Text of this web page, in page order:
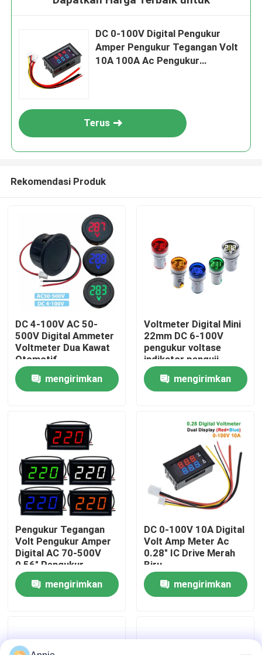
Produk
Tentang Kami
Tur Pabrik
Kontrol Kualitas
Hubungi Kami
Berita
Kasus
Modul Catu Daya
DC 0-100V Digital Pengukur
Amper Pengukur Tegangan Volt
10A 100A Ac Pengukur
Terus
Rekomendasi Produk
DC 4-100V AC 50-
500V Digital Ammeter
Voltmeter Dua Kawat
Otomotif
mengirimkan
Voltmeter Digital Mini
22mm DC 6-100V
pengukur voltase
indikator penguji
tampilan lampu Pilot
mengirimkan
Pengukur Tegangan
Volt Pengukur Amper
Digital AC 70-500V
0,56" Pengukur
Tegangan Volt Digital
LED
mengirimkan
DC 0-100V 10A Digital
Volt Amp Meter Ac
0.28" IC Drive Merah
Biru
mengirimkan